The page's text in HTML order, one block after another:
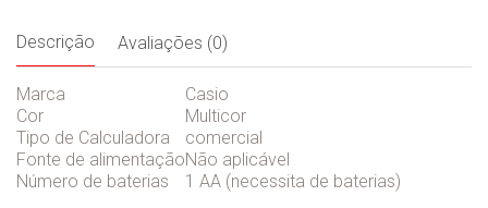
Descrição Avaliações (0)
Marca
Casio
Cor
Multicor
Tipo de Calculadora
comercial
Fonte de alimentaçãoNão aplicável
Número de baterias
1 AA (necessita de baterias)